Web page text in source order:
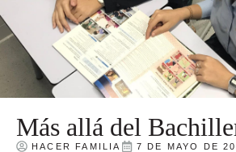
Más allá del
HACER FAMILIA 7 DE MAYO DE